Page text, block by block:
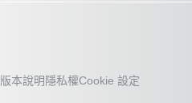
版本說明 隱私權Cookie 設定